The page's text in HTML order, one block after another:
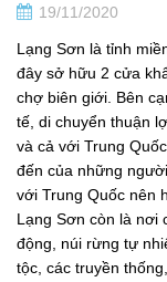
19/11/2020
Lạng Sơn là tỉnh
đây sở hữu 2 cửa
chợ biên giới. Bên
tế, di chuyển thuận
và cả với Trung
đến của những
với Trung Quốc nên
Lạng Sơn còn là nơi
động, núi rừng tự
tộc, các truyền